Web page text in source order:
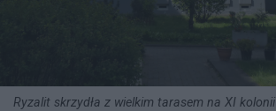
Ryzalit skrzydła z wielkim tarasem na XI kolonii